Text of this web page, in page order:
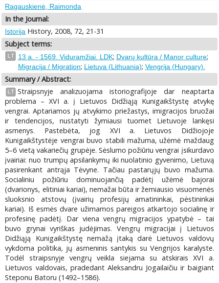
Ragauskienė, Raimonda
In the Journal:
Istorija History, 2008, 72, 21-31
Subject terms:
LT 13 a. - 1569. Viduramžiai. LDK; Dvarų kultūra / Manor culture;
Migracija / Migration; Lietuva (Lithuania); Vengrija (Hungary).
Summary / Abstract:
LT Straipsnyje analizuojama istoriografijoje dar neaptarta
problema – XVI a. į Lietuvos Didžiąją Kunigaikštystę atvykę
vengrai. Aptariamos jų atvykimo priežastys, imigracijos bruožai
ir tendencijos, nustatyti žymiausi tuomet Lietuvoje lankęsi
asmenys. Pastebėta, jog XVI a. Lietuvos Didžiojoje
Kunigaikštystėje vengrai buvo stabili mažuma, užėmė maždaug
5–6 vietą vakariečių grupėje. Sėslumo požiūriu vengrai įsikurdavo
įvairiai: nuo trumpų apsilankymų iki nuolatinio gyvenimo, Lietuvą
pasirenkant antrąja Tėvyne. Tačiau pastarųjų buvo mažuma.
Socialiniu požiūriu dominuojančią padėtį užėmė bajorai
(dvarionys, elitiniai kariai), nemažai būta ir žemiausio visuomenės
sluoksnio atstovų (įvairių profesijų amatininkai, pėstininkai
kariai). Iš esmės dvare užimamos pareigos atkartojo socialinę ir
profesinę padėtį. Dar viena vengrų migracijos ypatybė – tai
buvo grynai vyriškas judėjimas. Vengrų migracijai į Lietuvos
Didžiąją Kunigaikštystę nemažą įtaką darė Lietuvos valdovų
vykdoma politika, jų asmeninis santykis su Vengrijos karalyste.
Todėl straipsnyje vengrų veikla siejama su atskirais XVI a.
Lietuvos valdovais, pradedant Aleksandru Jogailaičiu ir baigiant
Steponu Batoru (1492–1586).